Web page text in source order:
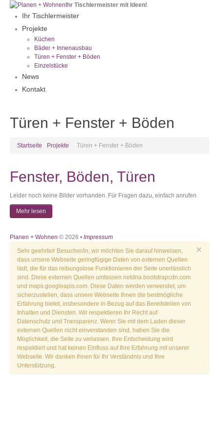
Ihr Tischlermeister mit Ideen!
Ihr Tischlermeister
Projekte
Küchen
Bäder + Innenausbau
Türen + Fenster + Böden
Einzelstücke
News
Kontakt
Türen + Fenster + Böden
Startseite Projekte Türen + Fenster + Böden
Fenster, Böden, Türen
Leider noch keine Bilder vorhanden. Für Fragen dazu, einfach anrufen
Mehr lesen
Planen + Wohnen © 2026 • Impressum
×
Sehr geehrte/r Besucher/in, wir möchten Sie darauf hinweisen,
dass unsere Webseite geringfügige Daten von externen Quellen
lädt, die für das reibungslose Funktionieren der Seite unerlässlich
sind. Diese externen Quellen umfassen netdna.bootstrapcdn.com
und maps.googleapis.com. Diese Daten werden verwendet, um
sicherzustellen, dass unsere Webseite Ihnen die bestmögliche
Erfahrung bietet, insbesondere in Bezug auf das Bereitstellen von
Inhalten und Diensten. Wir respektieren Ihr Recht auf
Datenschutz und Transparenz. Wenn Sie mit dem Laden dieser
externen Quellen nicht einverstanden sind, haben Sie die
Möglichkeit, die Seite zu verlassen. Ihre Entscheidung wird
respektiert und hat keinen Einfluss auf Ihre Erfahrung mit unserer
Webseite. Wir danken Ihnen für Ihr Verständnis und Ihre
Unterstützung.